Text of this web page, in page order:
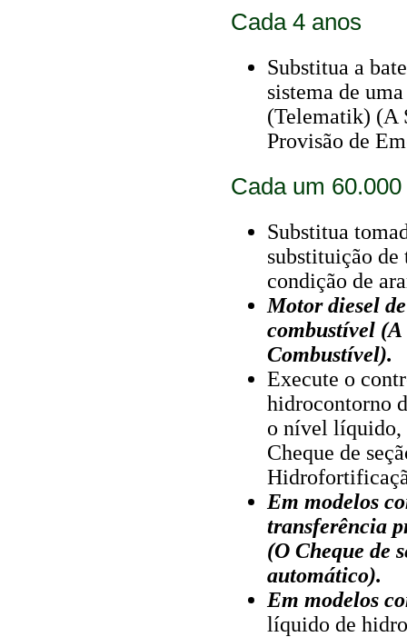
Cada 4 anos
Substitua a
sistema de
(Telematik) (A
Provisão de
Cada um
Substitua
substituição de
condição de
Motor diesel
combustível
Combustível).
Execute o
hidrocontorno
o nível líquido,
Cheque de
Em modelos
transferência
(O Cheque de
automático).
Em modelos
líquido de